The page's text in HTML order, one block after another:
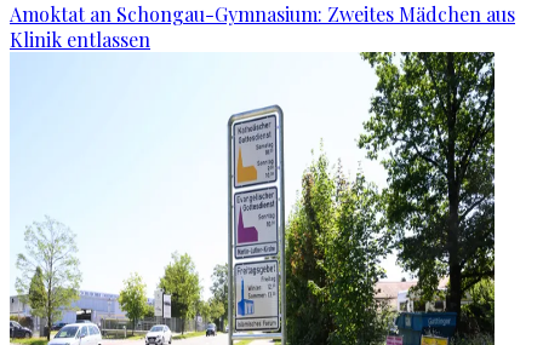
Amoktat an Schongau-Gymnasium: Zweites Mädchen aus
Klinik entlassen